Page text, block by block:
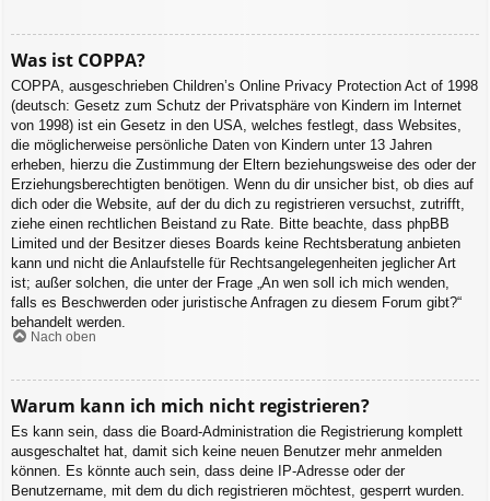
Was ist COPPA?
COPPA, ausgeschrieben Children’s Online Privacy Protection Act of 1998
(deutsch: Gesetz zum Schutz der Privatsphäre von Kindern im Internet
von 1998) ist ein Gesetz in den USA, welches festlegt, dass Websites,
die möglicherweise persönliche Daten von Kindern unter 13 Jahren
erheben, hierzu die Zustimmung der Eltern beziehungsweise des oder der
Erziehungsberechtigten benötigen. Wenn du dir unsicher bist, ob dies auf
dich oder die Website, auf der du dich zu registrieren versuchst, zutrifft,
ziehe einen rechtlichen Beistand zu Rate. Bitte beachte, dass phpBB
Limited und der Besitzer dieses Boards keine Rechtsberatung anbieten
kann und nicht die Anlaufstelle für Rechtsangelegenheiten jeglicher Art
ist; außer solchen, die unter der Frage „An wen soll ich mich wenden,
falls es Beschwerden oder juristische Anfragen zu diesem Forum gibt?“
behandelt werden.
Nach oben
Warum kann ich mich nicht registrieren?
Es kann sein, dass die Board-Administration die Registrierung komplett
ausgeschaltet hat, damit sich keine neuen Benutzer mehr anmelden
können. Es könnte auch sein, dass deine IP-Adresse oder der
Benutzername, mit dem du dich registrieren möchtest, gesperrt wurden.